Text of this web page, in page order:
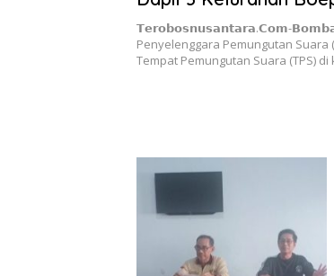
Berlangsung Aman
𝗧𝗲𝗿𝗼𝗯𝗼𝘀𝗻𝘂𝘀𝗮𝗻𝘁𝗮𝗿𝗮.𝗖𝗼𝗺-
Penyelenggara Pemungutan Suara
Tempat Pemungutan Suara (TPS)